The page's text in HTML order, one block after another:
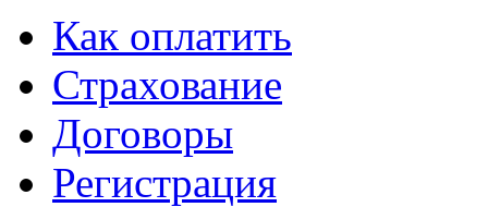
Как оплатить
Страхование
Договоры
Регистрация